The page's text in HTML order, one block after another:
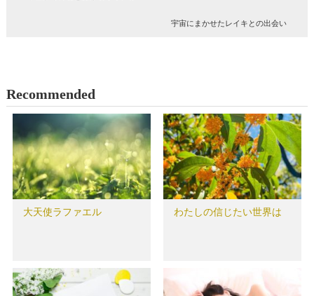
宇宙にまかせたレイキとの出会い
Recommended
大天使ラファエル わたしの信じたい世界は